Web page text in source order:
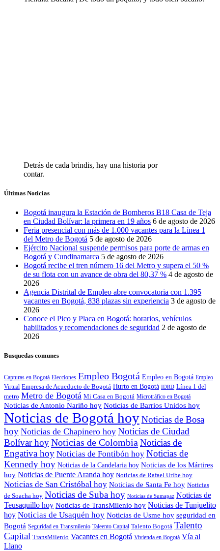
Detrás de cada brindis, hay una historia por
contar.
Últimas Noticias
Bogotá inaugura la Estación de Bomberos B18 Casa de Teja
en Ciudad Bolívar: la primera en 19 años 6 de agosto de 2026
Feria presencial con más de 1.000 vacantes para la Línea 1
del Metro de Bogotá 5 de agosto de 2026
Ejército Nacional suspende permisos para porte de armas en
Bogotá y Cundinamarca 5 de agosto de 2026
Bogotá recibe el tren número 16 del Metro y supera el 50 %
de su flota con un avance de obra del 80,37 % 4 de agosto de
2026
Agencia Distrital de Empleo abre convocatoria con 1.395
vacantes en Bogotá, 838 plazas sin experiencia 3 de agosto de
2026
Conoce el Pico y Placa en Bogotá: horarios, vehículos
habilitados y recomendaciones de seguridad 2 de agosto de
2026
Busquedas comunes
Capturas en Bogotá Elecciones Empleo Bogotá Empleo en Bogotá Empleo
Virtual Empresa de Acueducto de Bogotá Hurto en Bogotá IDRD Línea 1 del
metro Metro de Bogotá Mi Casa en Bogotá Microtráfico en Bogotá
Noticias de Antonio Nariño hoy Noticias de Barrios Unidos hoy
Noticias de Bogotá hoyNoticias de Bosa
hoy Noticias de Chapinero hoy Noticias de Ciudad
Bolívar hoyNoticias de Colombia Noticias de
Engativa hoy Noticias de Fontibón hoy Noticias de
Kennedy hoy Noticias de la Candelaria hoy Noticias de los Mártires
hoy Noticias de Puente Aranda hoy Noticias de Rafael Uribe hoy
Noticias de San Cristóbal hoy Noticias de Santa Fe hoy Noticias
de Soacha hoy Noticias de Suba hoy Noticias de Sumapaz Noticias de
Teusaquillo hoy Noticias de TransMilenio hoy Noticias de Tunjuelito
hoy Noticias de Usaquén hoy Noticias de Usme hoy seguridad en
Bogotá Seguridad en Transmilenio Taleento Capital Talento Bogotá Talento
Capital TransMilenio Vacantes en Bogotá Vivienda en Bogotá Vía al
Llano